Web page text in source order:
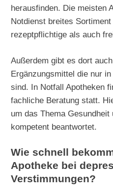
herausfinden. Die meisten
Notdienst breites
rezeptpflichtige als auch
Außerdem gibt es dort
Ergänzungsmittel die nur
sind. In Notfall Apotheken
fachliche Beratung statt.
um das Thema Gesundheit
kompetent beantwortet.
Wie schnell
Apotheke bei
Verstimmungen?